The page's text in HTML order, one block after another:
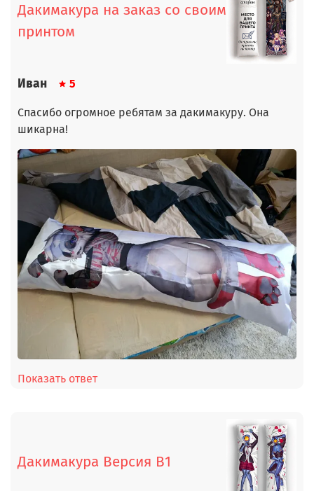
Дакимакура на заказ со своим
принтом
Иван 5
Спасибо огромное ребятам за дакимакуру. Она
шикарна!
Показать ответ
Дакимакура Версия В1